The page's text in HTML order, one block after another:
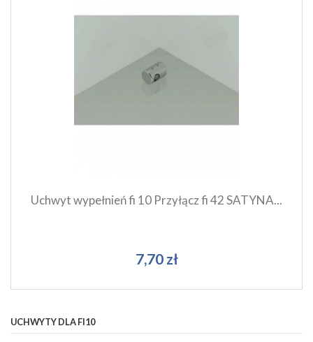
Dodaj do koszyka
Uchwyt wypełnień fi 10 Przyłącz fi 42 SATYNA...
7,70 zł
UCHWYTY DLA FI10